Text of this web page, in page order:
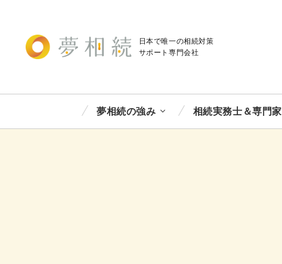
日本で唯一の相続対策
サポート専門会社
夢相続の強み 相続実務士＆専門家